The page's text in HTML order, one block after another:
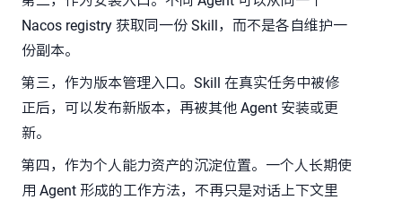
Nacos registry 获取同一份 Skill，而不是各自维护一
份副本。
第三，作为版本管理入口。Skill 在真实任务中被修
正后，可以发布新版本，再被其他 Agent 安装或更
新。
第四，作为个人能力资产的沉淀位置。一个人长期使
用 Agent 形成的工作方法，不再只是对话上下文里